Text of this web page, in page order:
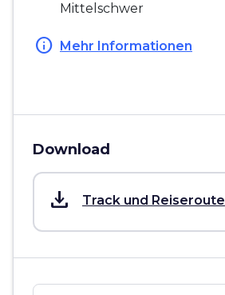
Mittelschwer
info Mehr Informationen
Download
save_alt Track und Reiseroute